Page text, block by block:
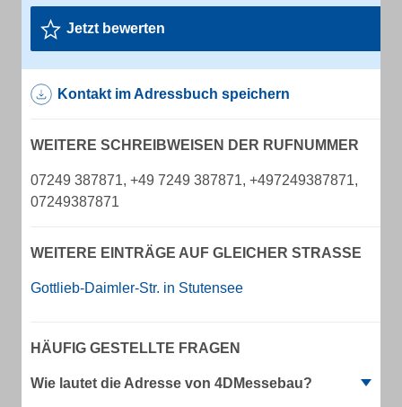
Jetzt bewerten
Kontakt im Adressbuch speichern
WEITERE SCHREIBWEISEN DER RUFNUMMER
07249 387871, +49 7249 387871, +497249387871,
07249387871
WEITERE EINTRÄGE AUF GLEICHER STRASSE
Gottlieb-Daimler-Str. in Stutensee
HÄUFIG GESTELLTE FRAGEN
Wie lautet die Adresse von 4DMessebau?